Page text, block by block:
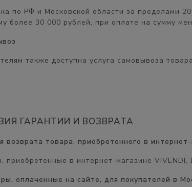
по РФ и Московской области за пределами
более 30 000 рублей, при оплате на сумму
также доступна услуга самовывоза
ГАРАНТИИ И ВОЗВРАТА
возврата товара, приобретенного в
приобретенные в интернет-магазине
оплаченные на сайте, для покупателей в